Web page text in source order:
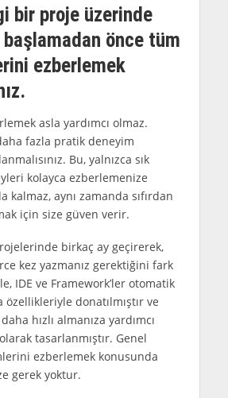
bir proje üzerinde
başlamadan önce tüm
ezberlemek
asla yardımcı olmaz.
fazla pratik deneyim
Bu, yalnızca sık
kolayca ezberlemenize
kalmaz, aynı zamanda sıfırdan
için size güven verir.
birkaç ay geçirerek,
kez yazmanız gerektiğini fark
IDE ve Framework’ler otomatik
donatılmıştır ve
hızlı almanıza yardımcı
tasarlanmıştır. Genel
ezberlemek konusunda
gerek yoktur.